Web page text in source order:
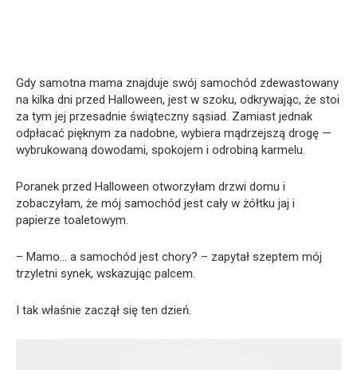
Gdy samotna mama znajduje swój samochód zdewastowany
na kilka dni przed Halloween, jest w szoku, odkrywając, że stoi
za tym jej przesadnie świąteczny sąsiad. Zamiast jednak
odpłacać pięknym za nadobne, wybiera mądrzejszą drogę —
wybrukowaną dowodami, spokojem i odrobiną karmelu.
Poranek przed Halloween otworzyłam drzwi domu i
zobaczyłam, że mój samochód jest cały w żółtku jaj i
papierze toaletowym.
– Mamo… a samochód jest chory? – zapytał szeptem mój
trzyletni synek, wskazując palcem.
I tak właśnie zaczął się ten dzień.